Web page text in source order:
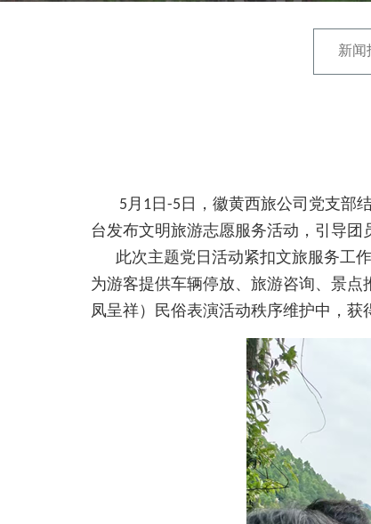
新闻
5月1日-5日，徽黄西旅公司党支部结
台发布文明旅游志愿服务活动，引导团
此次主题党日活动紧扣文旅服务工作
为游客提供车辆停放、旅游咨询、景
凤呈祥）民俗表演活动秩序维护中，获